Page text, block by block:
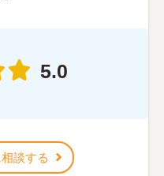
5.0
談する